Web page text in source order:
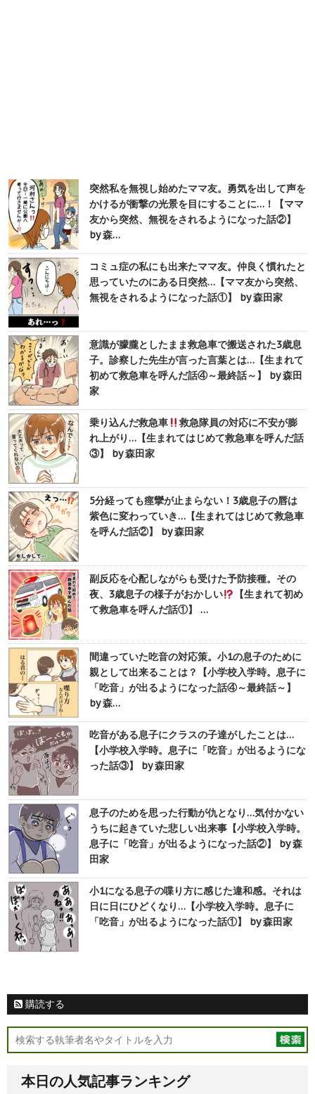
突然私を無視し始めたママ友。勇気を出して声を
かけるが衝撃の光景を目にすることに…！【ママ
友から突然、無視をされるようになった話②】
by 森…
コミュ症の私にも出来たママ友。仲良く慣れたと
思っていたのにある日突然…【ママ友から突然、
無視をされるようになった話①】 by 森田家
意識が朦朧としたまま救急車で搬送された3歳息
子。診察した先生が言った言葉とは…【生まれて
初めて救急車を呼んだ話④～最終話～】 by 森田
家
乗り込んだ救急車
救急隊員の対応に不安が膨
れ上がり…【生まれてはじめて救急車を呼んだ話
③】 by 森田家
5分経っても痙攣が止まらない！3歳息子の唇は
紫色に変わっていき…【生まれてはじめて救急車
を呼んだ話②】 by 森田家
副反応を心配しながらも受けた予防接種。その
夜、3歳息子の様子がおかしい
【生まれて初め
て救急車を呼んだ話①】 …
間違っていた吃音の対応策。小1の息子のために
親として出来ることは？【小学校入学時。息子に
「吃音」が出るようになった話④～最終話～】
by 森…
吃音がある息子にクラスの子達がしたことは…
【小学校入学時。息子に「吃音」が出るようにな
った話③】 by 森田家
息子のためを思った行動が仇となり…気付かない
うちに起きていた悲しい出来事【小学校入学時。
息子に「吃音」が出るようになった話②】 by 森
田家
小1になる息子の喋り方に感じた違和感。それは
日に日にひどくなり…【小学校入学時。息子に
「吃音」が出るようになった話①】 by 森田家
購読する
本日の人気記事ランキング